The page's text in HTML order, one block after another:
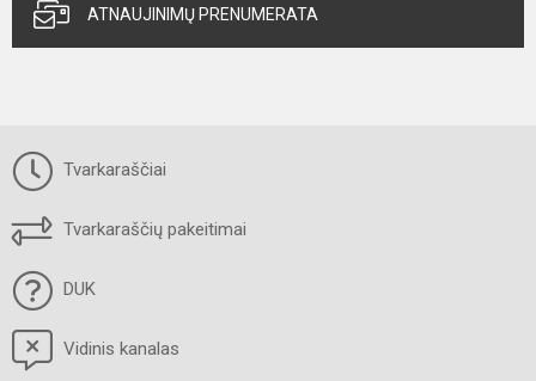
ATNAUJINIMŲ PRENUMERATA
Tvarkaraščiai
Tvarkaraščių pakeitimai
DUK
Vidinis kanalas